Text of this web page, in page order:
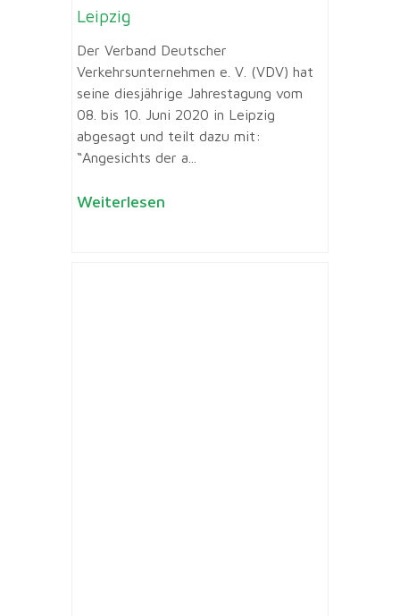
Leipzig
Der Verband Deutscher
Verkehrsunternehmen e. V. (VDV) hat
seine diesjährige Jahrestagung vom
08. bis 10. Juni 2020 in Leipzig
abgesagt und teilt dazu mit:
“Angesichts der a...
Weiterlesen